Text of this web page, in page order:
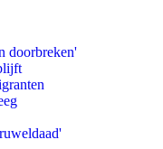
doorbreken'